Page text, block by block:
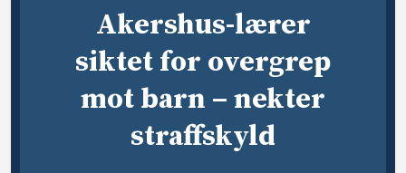
Akershus-lærer
siktet for overgrep
mot barn – nekter
straffskyld